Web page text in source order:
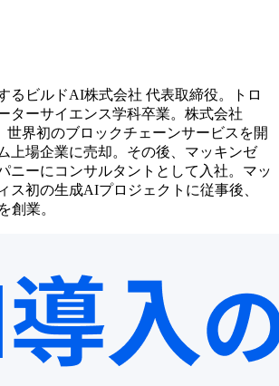
るビルドAI株式会社 代表取締役。トロ
ターサイエンス学科卒業。株式会社
世界初のブロックチェーンサービスを開
上場企業に売却。その後、マッキンゼ
ニーにコンサルタントとして入社。マッ
ス初の生成AIプロジェクトに従事後、
創業。